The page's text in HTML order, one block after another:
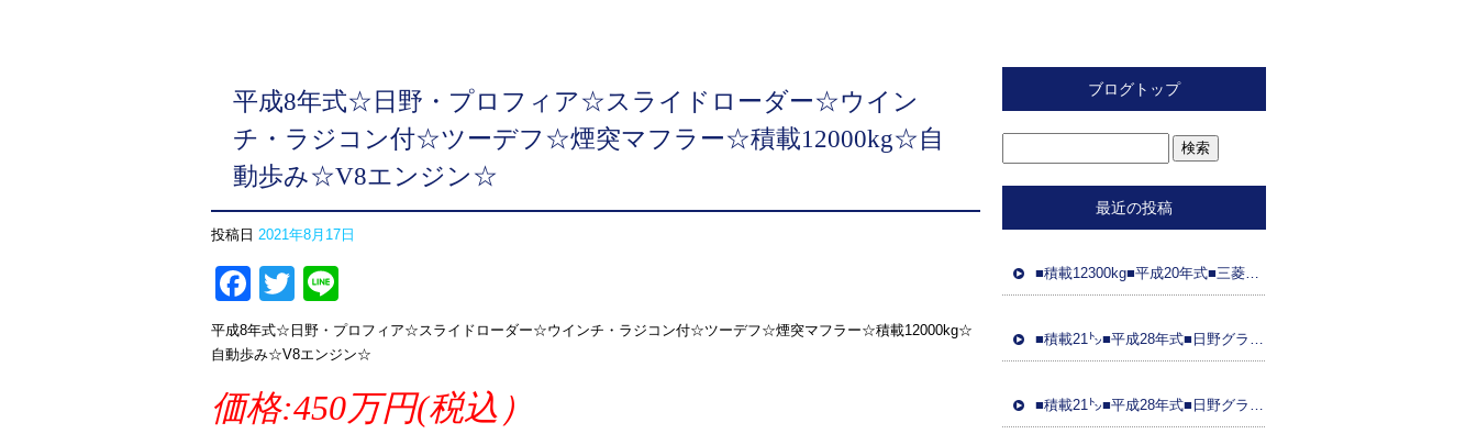
平成8年式☆日野・プロフィア☆スライドローダー☆ウイン
チ・ラジコン付☆ツーデフ☆煙突マフラー☆積載12000kg☆自
動歩み☆V8エンジン☆
投稿日 2021年8月17日
Facebook
Twitter
平成8年式☆日野・プロフィア☆スライドローダー☆ウインチ・ラジコン付☆ツーデフ☆煙突マフラー☆積載12000kg☆
自動歩み☆V8エンジン☆
価格:450万円(税込）
ブログトップ
最近の投稿
■積載12300kg■平成20年式■三菱ふそう■スライド重機運搬車■距離89万㌔■ラジコン■フジタ製ボディ■ 車検令和8年2月26日■国産エンジン
■積載21㌧■平成28年式■日野グラプロ■平成28年式トレーラーダンプセット(コボレーン付)■車検8年3月21日■距離48万㌔■ETC■土砂ダンプ
■積載21㌧■平成28年式■日野グラプ■平成28年式トレーラーダンプセット(コボレーン)■車検8年3月31日■距離95万㌔■ドラレコ■土砂ダンプ